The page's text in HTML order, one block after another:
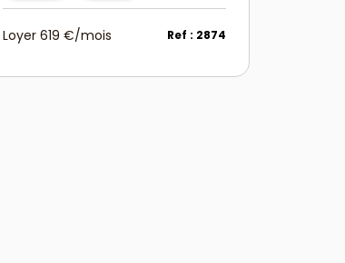
Loyer 619 €/mois Ref : 2874